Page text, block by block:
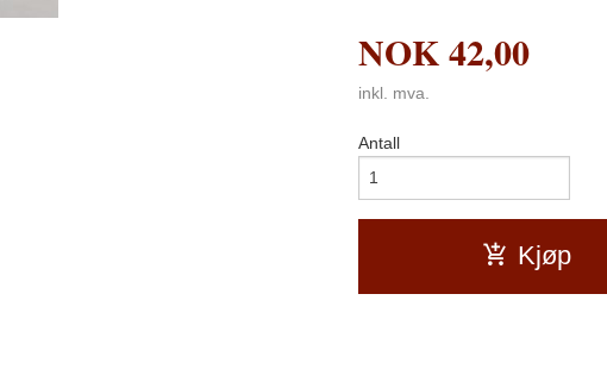
NOK42,00
inkl. mva.
Antall
Kjøp